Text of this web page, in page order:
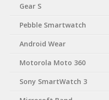
Gear S
Pebble Smartwatch
Android Wear
Motorola Moto 360
Sony SmartWatch 3